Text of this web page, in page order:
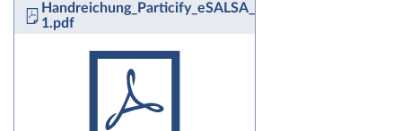
Handreichung_Particify_eSALSA_fuerweb-
1.pdf